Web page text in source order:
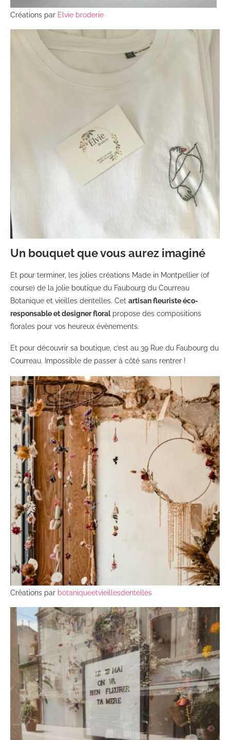
Créations par Elvie broderie
Un bouquet que vous aurez imaginé
Et pour terminer, les jolies créations Made in Montpellier (of
course) de la jolie boutique du Faubourg du Courreau
Botanique et vieilles dentelles. Cet artisan fleuriste éco-
responsable et designer floralpropose des compositions
florales pour vos heureux évènements.
Et pour découvrir sa boutique, c’est au 39 Rue du Faubourg du
Courreau. Impossible de passer à côté sans rentrer !
Créations par botaniqueetvieillesdentelles